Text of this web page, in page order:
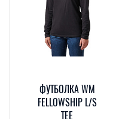
ФУТБОЛКА WM
FELLOWSHIP L/S
TEE